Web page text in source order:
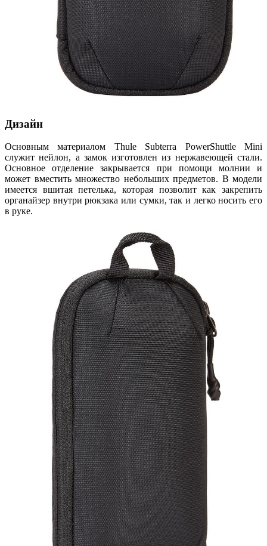
Дизайн
Основным материалом Thule Subterra PowerShuttle Mini
служит нейлон, а замок изготовлен из нержавеющей стали.
Основное отделение закрывается при помощи молнии и
может вместить множество небольших предметов. В модели
имеется вшитая петелька, которая позволит как закрепить
органайзер внутри рюкзака или сумки, так и легко носить его
в руке.